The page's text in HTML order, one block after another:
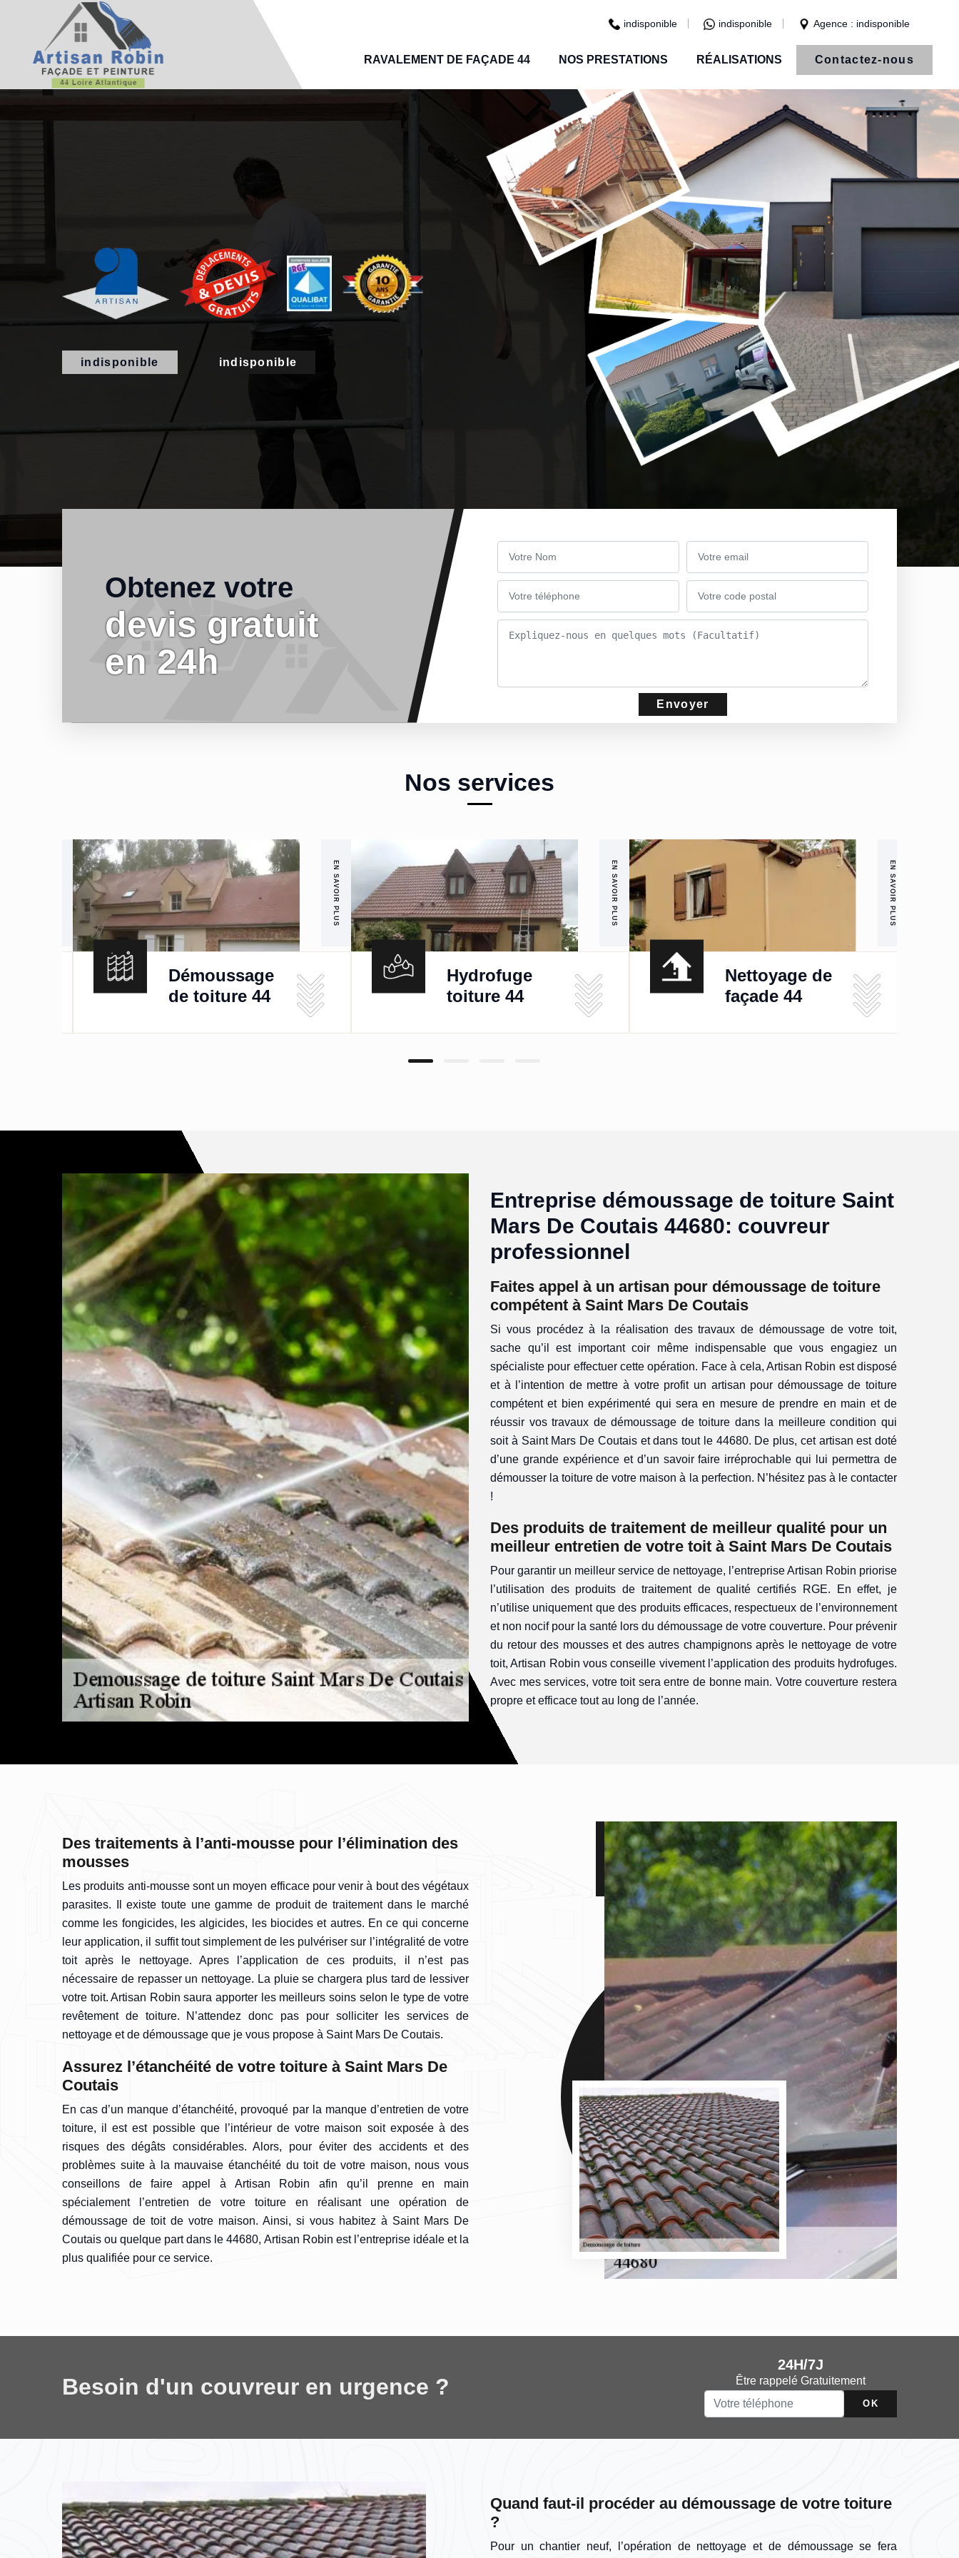
indisponible indisponible Agence : indisponible
RAVALEMENT DE FAÇADE 44 NOS PRESTATIONS RÉALISATIONS Contactez-nous
indisponible indisponible
Obtenez votre
devis gratuit
en 24h
Nos services
EN SAVOIR PLUS
Démoussage
de toiture 44
EN SAVOIR PLUS
Hydrofuge
toiture 44
EN SAVOIR PLUS
Nettoyage de
façade 44
Entreprise démoussage de toiture Saint
Mars De Coutais 44680: couvreur
professionnel
Faites appel à un artisan pour démoussage de toiture
compétent à Saint Mars De Coutais
Si vous procédez à la réalisation des travaux de démoussage de votre toit,
sache qu’il est important coir même indispensable que vous engagiez un
spécialiste pour effectuer cette opération. Face à cela, Artisan Robin est disposé
et à l’intention de mettre à votre profit un artisan pour démoussage de toiture
compétent et bien expérimenté qui sera en mesure de prendre en main et de
réussir vos travaux de démoussage de toiture dans la meilleure condition qui
soit à Saint Mars De Coutais et dans tout le 44680. De plus, cet artisan est doté
d’une grande expérience et d’un savoir faire irréprochable qui lui permettra de
démousser la toiture de votre maison à la perfection. N’hésitez pas à le contacter
!
Des produits de traitement de meilleur qualité pour un
meilleur entretien de votre toit à Saint Mars De Coutais
Pour garantir un meilleur service de nettoyage, l’entreprise Artisan Robin priorise
l’utilisation des produits de traitement de qualité certifiés RGE. En effet, je
n’utilise uniquement que des produits efficaces, respectueux de l’environnement
et non nocif pour la santé lors du démoussage de votre couverture. Pour prévenir
du retour des mousses et des autres champignons après le nettoyage de votre
toit, Artisan Robin vous conseille vivement l’application des produits hydrofuges.
Avec mes services, votre toit sera entre de bonne main. Votre couverture restera
propre et efficace tout au long de l’année.
Des traitements à l’anti-mousse pour l’élimination des
mousses
Les produits anti-mousse sont un moyen efficace pour venir à bout des végétaux
parasites. Il existe toute une gamme de produit de traitement dans le marché
comme les fongicides, les algicides, les biocides et autres. En ce qui concerne
leur application, il suffit tout simplement de les pulvériser sur l’intégralité de votre
toit après le nettoyage. Apres l’application de ces produits, il n’est pas
nécessaire de repasser un nettoyage. La pluie se chargera plus tard de lessiver
votre toit. Artisan Robin saura apporter les meilleurs soins selon le type de votre
revêtement de toiture. N’attendez donc pas pour solliciter les services de
nettoyage et de démoussage que je vous propose à Saint Mars De Coutais.
Assurez l’étanchéité de votre toiture à Saint Mars De
Coutais
En cas d’un manque d’étanchéité, provoqué par la manque d’entretien de votre
toiture, il est est possible que l’intérieur de votre maison soit exposée à des
risques des dégâts considérables. Alors, pour éviter des accidents et des
problèmes suite à la mauvaise étanchéité du toit de votre maison, nous vous
conseillons de faire appel à Artisan Robin afin qu’il prenne en main
spécialement l’entretien de votre toiture en réalisant une opération de
démoussage de toit de votre maison. Ainsi, si vous habitez à Saint Mars De
Coutais ou quelque part dans le 44680, Artisan Robin est l’entreprise idéale et la
plus qualifiée pour ce service.
Besoin d'un couvreur en urgence ?
24H/7J
Être rappelé Gratuitement
Quand faut-il procéder au démoussage de votre toiture
?
Pour un chantier neuf, l’opération de nettoyage et de démoussage se fera